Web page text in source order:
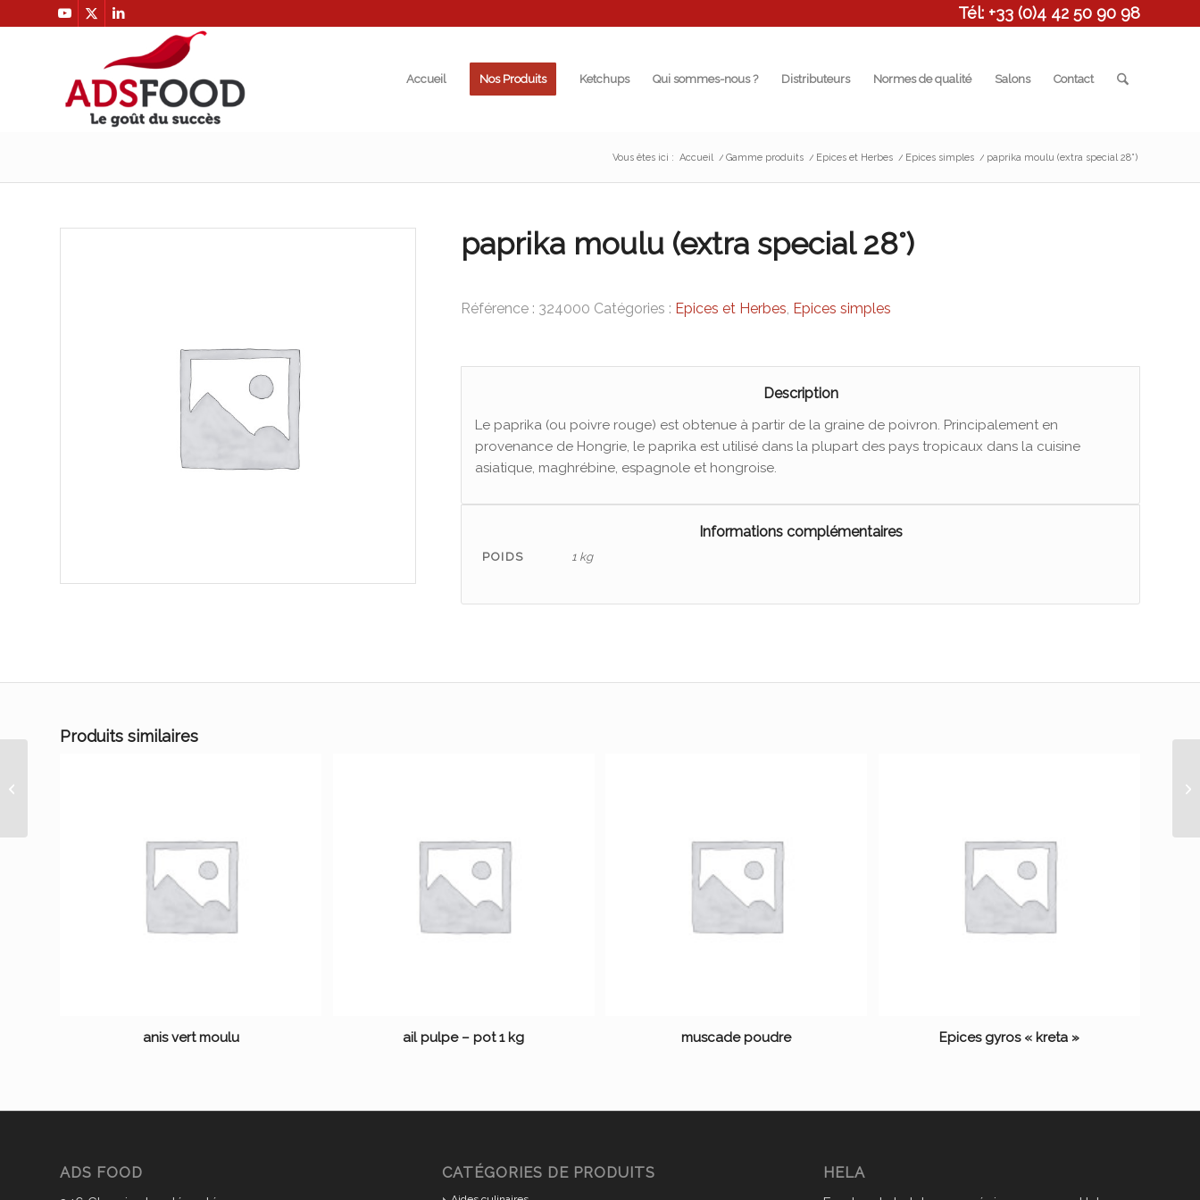
Tél: +33 (0)4 42 50 90 98
Accueil Nos Produits Ketchups Qui sommes-nous ? Distributeurs Normes de qualité Salons Contact
Vous êtes ici : Accueil / Gamme produits / Epices et Herbes / Epices simples / paprika moulu (extra special 28°)
paprika moulu (extra special 28°)
Référence : 324000 Catégories : Epices et Herbes, Epices simples
Description
Le paprika (ou poivre rouge) est obtenue à partir de la graine de poivron. Principalement en
provenance de Hongrie, le paprika est utilisé dans la plupart des pays tropicaux dans la cuisine
asiatique, maghrébine, espagnole et hongroise.
Informations complémentaires
POIDS 1 kg
Produits similaires
anis vert moulu ail pulpe – pot 1 kg muscade poudre Epices gyros « kreta »
ADS FOOD CATÉGORIES DE PRODUITS HELA